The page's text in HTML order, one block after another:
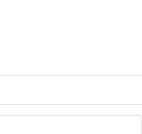
करोड़ रुपये होंगे खर्च